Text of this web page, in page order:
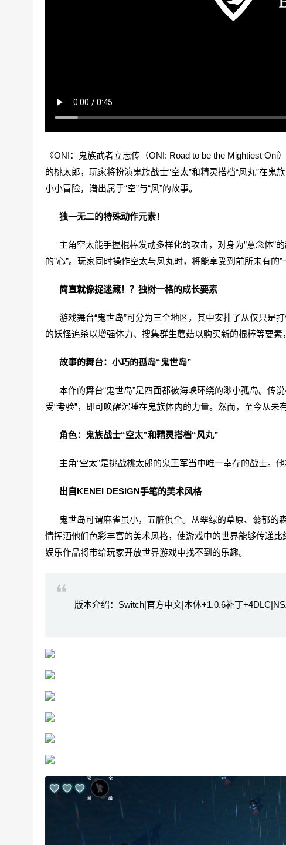
《ONI：鬼族武者立志传（ONI: Road to be the Mightiest
的桃太郎，玩家将扮演鬼族战士“空太”和精灵搭档“风丸”在
小小冒险，谱出属于“空”与“风”的故事。
独一无二的特殊动作元素！
主角空太能手握棍棒发动多样化的攻击，对身为”意念体”
的”心”。玩家同时操作空太与风丸时，将能享受到前所未有的”
简直就像捉迷藏！？独树一格的成长要素
游戏舞台“鬼世岛”可分为三个地区，其中安排了从仅只是
的妖怪追杀以增强体力、搜集群生蘑菇以购买新的棍棒等要素
故事的舞台：小巧的孤岛“鬼世岛”
本作的舞台“鬼世岛”是四面都被海峡环绕的渺小孤岛。传
受“考验”，即可唤醒沉睡在鬼族体内的力量。然而，至今从未
角色：鬼族战士“空太”和精灵搭档“风丸”
主角“空太”是挑战桃太郎的鬼王军当中唯一幸存的战士。他
出自KENEI DESIGN手笔的美术风格
鬼世岛可谓麻雀虽小，五脏俱全。从翠绿的草原、蓊郁的
情挥洒他们色彩丰富的美术风格，使游戏中的世界能够传递
娱乐作品将带给玩家开放世界游戏中找不到的乐趣。
版本介绍：Switch|官方中文|本体+1.0.6补丁